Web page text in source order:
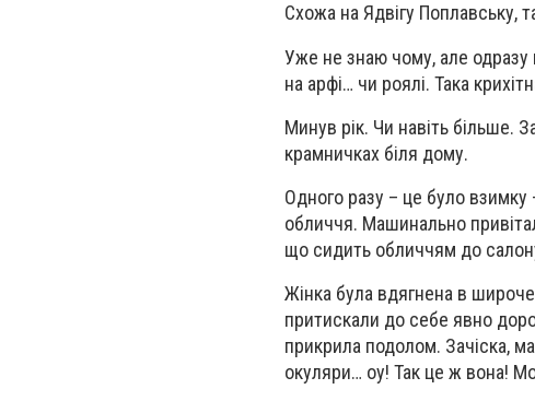
Схожа на Ядвігу Поплавську,
Уже не знаю чому, але одразу
на арфі… чи роялі. Така
Минув рік. Чи навіть більше.
крамничках біля дому.
Одного разу – це було взимку
обличчя. Машинально
що сидить обличчям до
Жінка була вдягнена в
притискали до себе явно
прикрила подолом. Зачіска,
окуляри… оу! Так це ж вона!